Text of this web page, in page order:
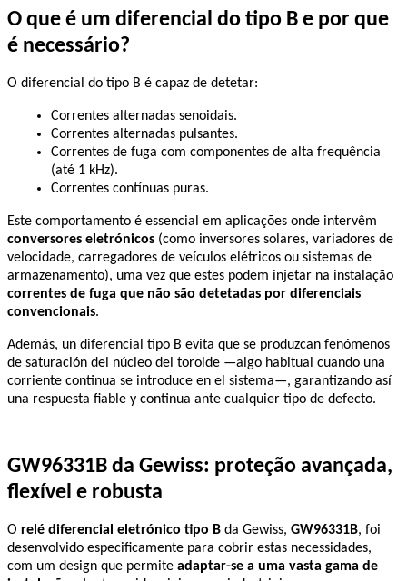
O que é um diferencial do tipo B e por que
é necessário?
O diferencial do tipo B é capaz de detetar:
Correntes alternadas senoidais.
Correntes alternadas pulsantes.
Correntes de fuga com componentes de alta frequência
(até 1 kHz).
Correntes contínuas puras.
conversores eletrónicos (como inversores solares, variadores de
velocidade, carregadores de veículos elétricos ou sistemas de
correntes de fuga que não são detetadas por diferenciais
convencionais.
Además, un diferencial tipo B evita que se produzcan fenómenos
de saturación del núcleo del toroide —algo habitual cuando una
corriente continua se introduce en el sistema—, garantizando así
una respuesta fiable y continua ante cualquier tipo de defecto.
GW96331B da Gewiss: proteção avançada,
flexível e robusta
O relé diferencial eletrónico tipo B da Gewiss, GW96331B, foi
desenvolvido especificamente para cobrir estas necessidades,
com um design que permite adaptar-se a uma vasta gama de